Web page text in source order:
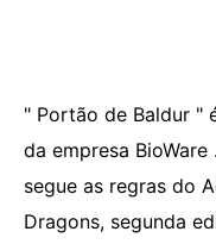
" Portão de Baldur "
da empresa
segue as regras do
Dragons, segunda